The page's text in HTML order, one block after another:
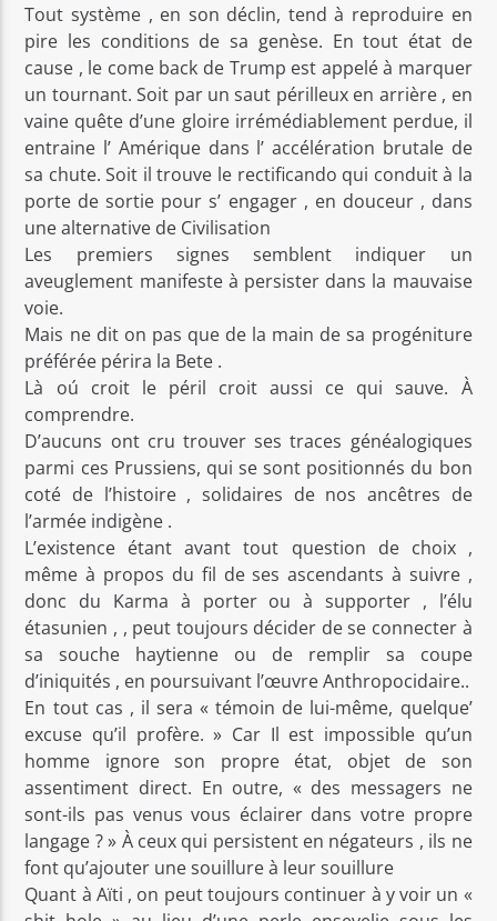
Tout système , en son déclin, tend à reproduire en
pire les conditions de sa genèse. En tout état de
cause , le come back de Trump est appelé à marquer
un tournant. Soit par un saut périlleux en arrière , en
vaine quête d’une gloire irrémédiablement perdue, il
entraine l’ Amérique dans l’ accélération brutale de
sa chute. Soit il trouve le rectificando qui conduit à la
porte de sortie pour s’ engager , en douceur , dans
une alternative de Civilisation
Les premiers signes semblent indiquer un
aveuglement manifeste à persister dans la mauvaise
voie.
Mais ne dit on pas que de la main de sa progéniture
préférée périra la Bete .
Là oú croit le péril croit aussi ce qui sauve. À
comprendre.
D’aucuns ont cru trouver ses traces généalogiques
parmi ces Prussiens, qui se sont positionnés du bon
coté de l’histoire , solidaires de nos ancêtres de
l’armée indigène .
L’existence étant avant tout question de choix ,
même à propos du fil de ses ascendants à suivre ,
donc du Karma à porter ou à supporter , l’élu
étasunien , , peut toujours décider de se connecter à
sa souche haytienne ou de remplir sa coupe
d’iniquités , en poursuivant l’œuvre Anthropocidaire..
En tout cas , il sera « témoin de lui-même, quelque’
excuse qu’il profère. » Car Il est impossible qu’un
homme ignore son propre état, objet de son
assentiment direct. En outre, « des messagers ne
sont-ils pas venus vous éclairer dans votre propre
langage ? » À ceux qui persistent en négateurs , ils ne
font qu’ajouter une souillure à leur souillure
Quant à Aïti , on peut toujours continuer à y voir un «